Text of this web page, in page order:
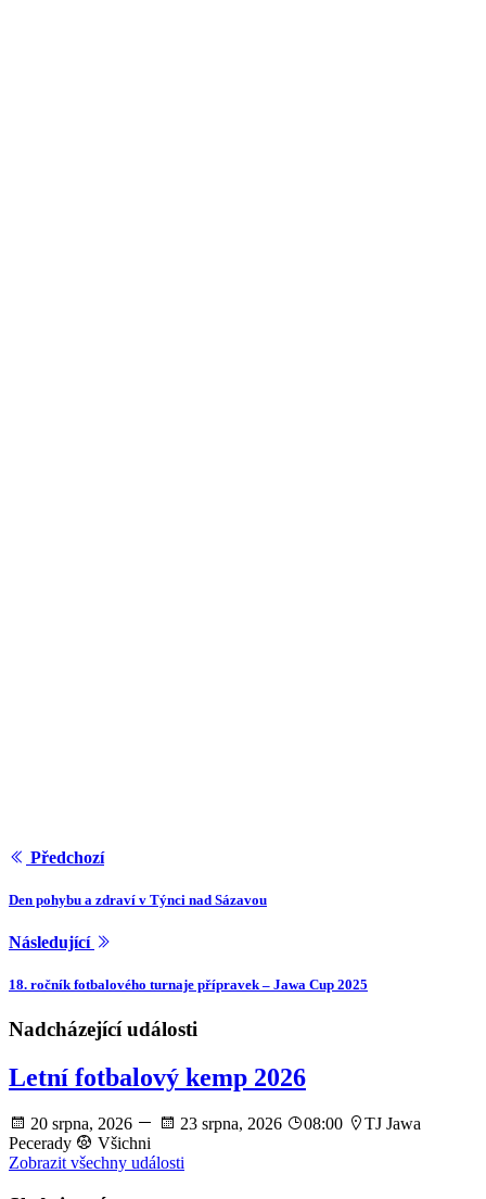
Předchozí
Den pohybu a zdraví v Týnci nad Sázavou
Následující
18. ročník fotbalového turnaje přípravek – Jawa Cup 2025
Nadcházející události
Letní fotbalový kemp 2026
20 srpna, 2026 23 srpna, 2026 08:00
TJ Jawa
Pecerady
Všichni
Zobrazit všechny události